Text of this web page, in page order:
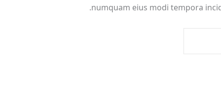
numquam eius modi tempora